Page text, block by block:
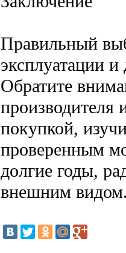
Правильный
эксплуатации
Обратите
производителя
покупкой,
проверенным
долгие годы,
внешним